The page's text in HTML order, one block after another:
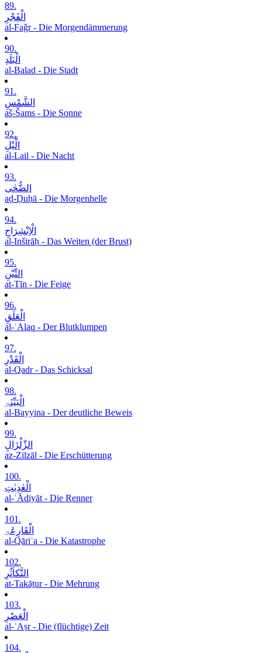
89.
الْفَجْرِ
al-Faǧr - Die Morgendämmerung
90.
الْبَلَدِ
al-Balad - Die Stadt
91.
الشَّمْسِ
aš-Šams - Die Sonne
92.
الَّیْلِ
al-Lail - Die Nacht
93.
الضُّحٰی
aḍ-Ḍuḥā - Die Morgenhelle
94.
الْاِنْشِرَاحِ
al-Inširāḥ - Das Weiten (der Brust)
95.
التِّیْنِ
at-Tīn - Die Feige
96.
الْعَلَقِ
al-ʿAlaq - Der Blutklumpen
97.
الْقَدْرِ
al-Qadr - Das Schicksal
98.
الْبَیِّنَۃِ
al-Bayyina - Der deutliche Beweis
99.
الزِّلْزَالِ
az-Zilzāl - Die Erschütterung
100.
الْعٰدِیٰتِ
al-ʿĀdiyāt - Die Renner
101.
الْقَارِعَۃِ
al-Qāriʿa - Die Katastrophe
102.
التَّکاَثُرِ
at-Takāṯur - Die Mehrung
103.
الْعَصْرِ
al-ʿAṣr - Die (flüchtige) Zeit
104.